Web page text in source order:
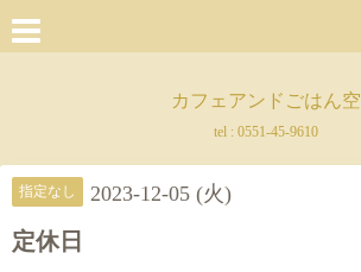
カフェアンドごはん空
tel : 0551-45-9610
指定なし 2023-12-05 (火)
定休日